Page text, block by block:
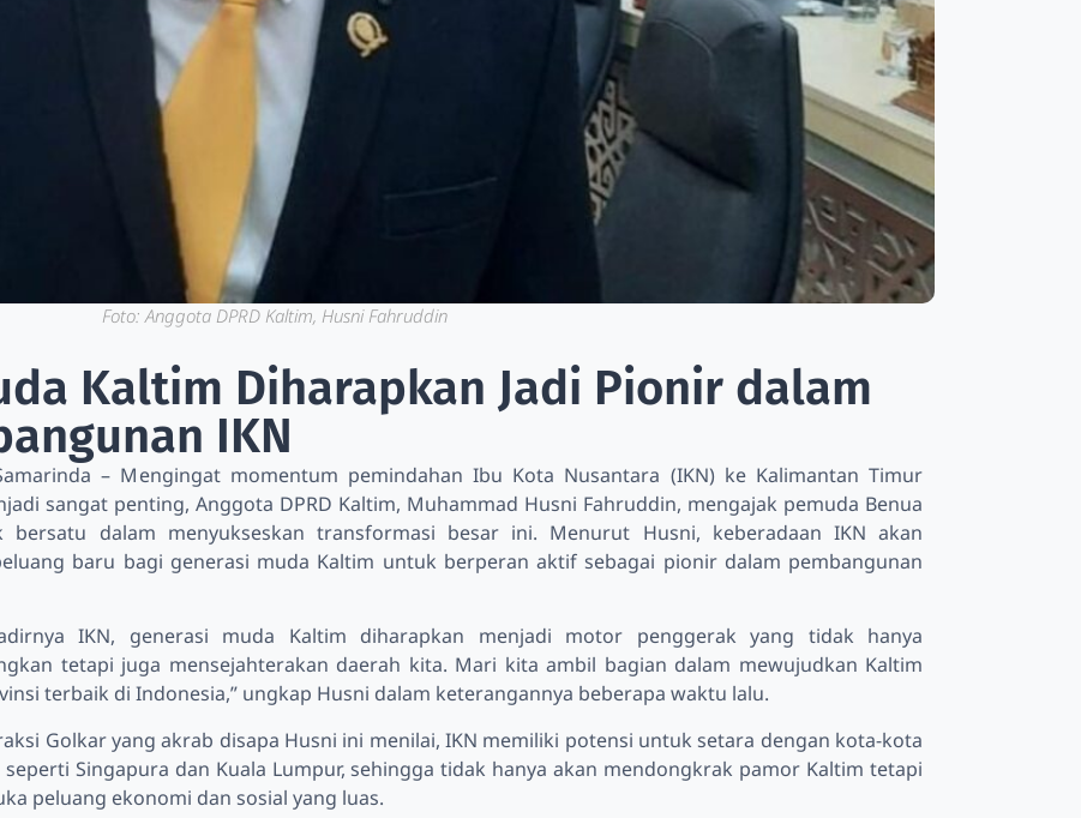
Foto: Anggota DPRD Kaltim, Husni Fahruddin
Kaltim Diharapkan Jadi Pionir dalam
IKN
– Mengingat momentum pemindahan Ibu Kota Nusantara (IKN) ke Kalimantan Timur
sangat penting, Anggota DPRD Kaltim, Muhammad Husni Fahruddin, mengajak pemuda Benua
bersatu dalam menyukseskan transformasi besar ini. Menurut Husni, keberadaan IKN akan
baru bagi generasi muda Kaltim untuk berperan aktif sebagai pionir dalam pembangunan
IKN, generasi muda Kaltim diharapkan menjadi motor penggerak yang tidak hanya
tetapi juga mensejahterakan daerah kita. Mari kita ambil bagian dalam mewujudkan Kaltim
terbaik di Indonesia,” ungkap Husni dalam keterangannya beberapa waktu lalu.
Golkar yang akrab disapa Husni ini menilai, IKN memiliki potensi untuk setara dengan kota-kota
Singapura dan Kuala Lumpur, sehingga tidak hanya akan mendongkrak pamor Kaltim tetapi
peluang ekonomi dan sosial yang luas.